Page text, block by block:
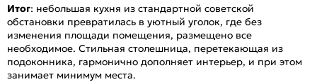
Итог: небольшая кухня из стандартной советской
обстановки превратилась в уютный уголок, где без
изменения площади помещения, размещено все
необходимое. Стильная столешница, перетекающая из
подоконника, гармонично дополняет интерьер, и при этом
занимает минимум места.